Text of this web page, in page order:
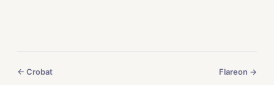
← Crobat Flareon →